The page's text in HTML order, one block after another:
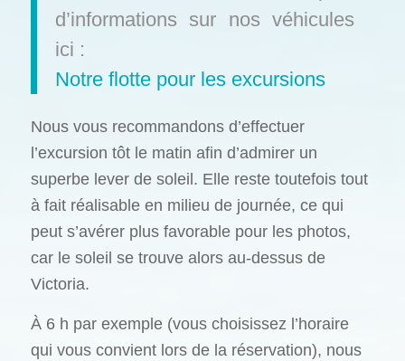
d’informations sur nos véhicules
ici :
Notre flotte pour les excursions
Nous vous recommandons d’effectuer
l’excursion tôt le matin afin d’admirer un
superbe lever de soleil. Elle reste toutefois tout
à fait réalisable en milieu de journée, ce qui
peut s’avérer plus favorable pour les photos,
car le soleil se trouve alors au-dessus de
Victoria.
À 6 h par exemple (vous choisissez l’horaire
qui vous convient lors de la réservation), nous